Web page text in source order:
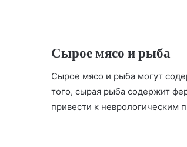
Сырое мясо и рыба
Сырое мясо и рыба могут
того, сырая рыба содержит
привести к неврологическим